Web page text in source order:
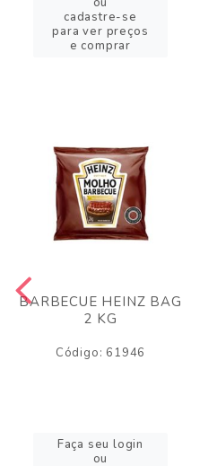
cadastre-se
para ver preços
e comprar
BARBECUE HEINZ BAG
2 KG
Código: 61946
Faça seu login
ou